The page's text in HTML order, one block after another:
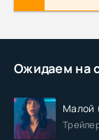
Ожидаем на
Малой